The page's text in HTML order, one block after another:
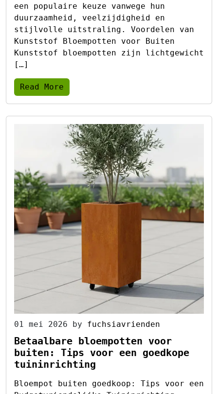
een populaire keuze vanwege hun
duurzaamheid, veelzijdigheid en
stijlvolle uitstraling. Voordelen van
Kunststof Bloempotten voor Buiten
Kunststof bloempotten zijn lichtgewicht
[…]
Read More
01 mei 2026 by fuchsiavrienden
Betaalbare bloempotten voor
buiten: Tips voor een goedkope
tuininrichting
Bloempot buiten goedkoop: Tips voor een